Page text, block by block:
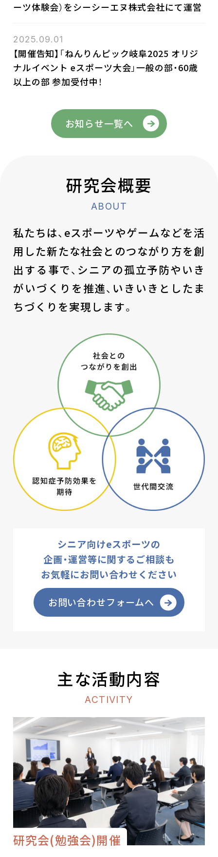
ーツ体験会）をシーシーエヌ株式会社にて運営
2025.09.01
【開催告知】「ねんりんピック岐阜2025 オリジ
ナルイベント eスポーツ大会」一般の部・60歳
以上の部 参加受付中！
お知らせ一覧へ
研究会概要
ABOUT
私たちは、eスポーツやゲームなどを活
用した新たな社会とのつながり方を創
出する事で、 シニアの孤立予防やいき
がいづくりを推進、 いきいきとしたま
ちづくりを実現します。
シニア向けeスポーツの
企画・運営等に関するご相談も
お気軽にお問い合わせください
お問い合わせフォームへ
主な活動内容
ACTIVITY
研究会(勉強会)開催